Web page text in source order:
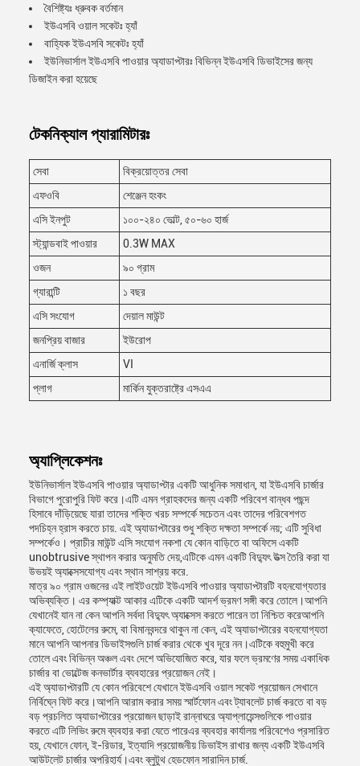
বৈশিষ্ট্যঃ ধ্রুবক বর্তমান
ইউএসবি ওয়াল সকেটঃ হ্যাঁ
বাহ্যিক ইউএসবি সকেটঃ হ্যাঁ
ইউনিভার্সাল ইউএসবি পাওয়ার অ্যাডাপ্টারঃ বিভিন্ন ইউএসবি ডিভাইসের জন্য
ডিজাইন করা হয়েছে
টেকনিক্যাল প্যারামিটারঃ
সেবা
বিক্রয়োত্তর সেবা
এফওবি
শেঞ্জেন হংকং
এসি ইনপুট
১০০-২৪০ ভোল্ট, ৫০-৬০ হার্জ
স্ট্যান্ডবাই পাওয়ার
0.3W MAX
ওজন
৯০ গ্রাম
গ্যারান্টি
১ বছর
এসি সংযোগ
দেয়াল মাউন্ট
জনপ্রিয় বাজার
ইউরোপ
এনার্জি ক্লাস
VI
প্লাগ
মার্কিন যুক্তরাষ্ট্রে এসএএ
অ্যাপ্লিকেশনঃ
ইউনিভার্সাল ইউএসবি পাওয়ার অ্যাডাপ্টার একটি আধুনিক সমাধান, যা ইউএসবি চার্জার
বিভাগে পুরোপুরি ফিট করে।এটি এমন গ্রাহকদের জন্য একটি পরিবেশ বান্ধব পছন্দ
হিসাবে দাঁড়িয়েছে যারা তাদের শক্তি খরচ সম্পর্কে সচেতন এবং তাদের পরিবেশগত
পদচিহ্ন হ্রাস করতে চায়. এই অ্যাডাপ্টারের শুধু শক্তি দক্ষতা সম্পর্কে নয়; এটি সুবিধা
সম্পর্কেও। প্রাচীর মাউন্ট এসি সংযোগ নকশা যে কোন বাড়িতে বা অফিসে একটি
unobtrusive স্থাপন করার অনুমতি দেয়,এটিকে এমন একটি বিদ্যুৎ উত্স তৈরি করা যা
উভয়ই অ্যাক্সেসযোগ্য এবং স্থান সাশ্রয় করে.
মাত্র ৯০ গ্রাম ওজনের এই লাইটওয়েট ইউএসবি পাওয়ার অ্যাডাপ্টারটি বহনযোগ্যতার
অভিব্যক্তি। এর কম্প্যাক্ট আকার এটিকে একটি আদর্শ ভ্রমণ সঙ্গী করে তোলে।আপনি
যেখানেই যান না কেন আপনি সর্বদা বিদ্যুৎ অ্যাক্সেস করতে পারেন তা নিশ্চিত করেআপনি
ক্যাফেতে, হোটেলের রুমে, বা বিমানবন্দরে থাকুন না কেন, এই অ্যাডাপ্টারের বহনযোগ্যতা
মানে আপনি আপনার ডিভাইসগুলি চার্জ করার থেকে খুব দূরে নন।এটিকে বহুমুখী করে
তোলে এবং বিভিন্ন অঞ্চল এবং দেশে অভিযোজিত করে, যার ফলে ভ্রমণের সময় একাধিক
চার্জার বা ভোল্টেজ কনভার্টার ব্যবহারের প্রয়োজন নেই।
এই অ্যাডাপ্টারটি যে কোন পরিবেশে যেখানে ইউএসবি ওয়াল সকেট প্রয়োজন সেখানে
নির্বিঘ্নে ফিট করে।আপনি আরাম করার সময় স্মার্টফোন এবং ট্যাবলেট চার্জ করতে বা বড়
বড় প্রচলিত অ্যাডাপ্টারের প্রয়োজন ছাড়াই রান্নাঘরে অ্যাপ্লায়েন্সগুলিকে পাওয়ার
করতে এটি লিভিং রুমে ব্যবহার করা যেতে পারেএর ব্যবহার কার্যালয় পরিবেশেও প্রসারিত
হয়, যেখানে ফোন, ই-রিডার, ইত্যাদি প্রয়োজনীয় ডিভাইস রাখার জন্য একটি ইউএসবি
আউটলেট চার্জার অপরিহার্য।এবং ব্লুটুথ হেডফোন সারাদিন চার্জ.